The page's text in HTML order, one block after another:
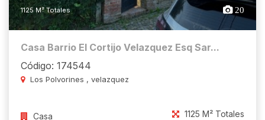
1125 M² Totales 20
Casa Barrio El Cortijo Velazquez Esq Sar...
Código: 174544
Los Polvorines , velazquez
Casa 1125 M² Totales